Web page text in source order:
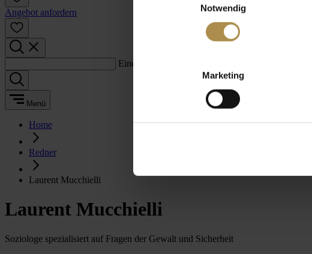
Notwendig
Marketing
Angebot anfordern
Einen Suchbegriff eingeben:
Menü
Home
Redner
Laurent Mucchielli
Laurent Mucchielli
Soziologe spezialisiert auf Fragen der Gewalt und Sicherheit